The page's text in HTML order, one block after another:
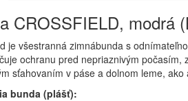
CROSSFIELD, modrá
je všestranná zimnábunda s
ochranu pred nepriaznivým
sťahovaním v páse a dolnom leme,
bunda (plášť):